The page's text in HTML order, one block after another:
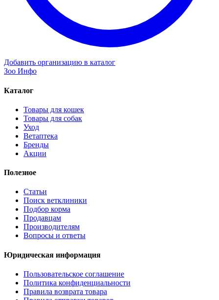
Добавить организацию в каталог
Зоо Инфо
Каталог
Товары для кошек
Товары для собак
Уход
Ветаптека
Бренды
Акции
Полезное
Статьи
Поиск ветклиники
Подбор корма
Продавцам
Производителям
Вопросы и ответы
Юридическая информация
Пользовательское соглашение
Политика конфиденциальности
Правила возврата товара